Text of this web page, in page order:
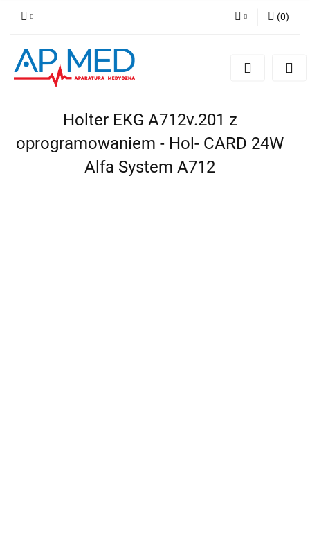
Zarejestruj się
(0)
Holter EKG A712v.201 z
oprogramowaniem - Hol- CARD 24W
Alfa System A712